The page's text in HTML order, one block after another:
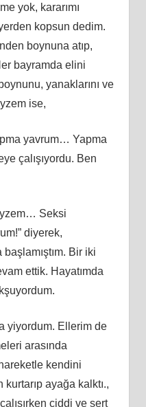
yok, kararımı
kopsun dedim.
boynuna atıp,
bayramda elini
yanaklarını ve
ise,
yavrum… Yapma
çalışıyordu. Ben
Seksi
diyerek,
Bir iki
ettik. Hayatımda
yiyordum. Ellerim de
arasında
kendini
ayağa kalktı.,
ciddi ve sert